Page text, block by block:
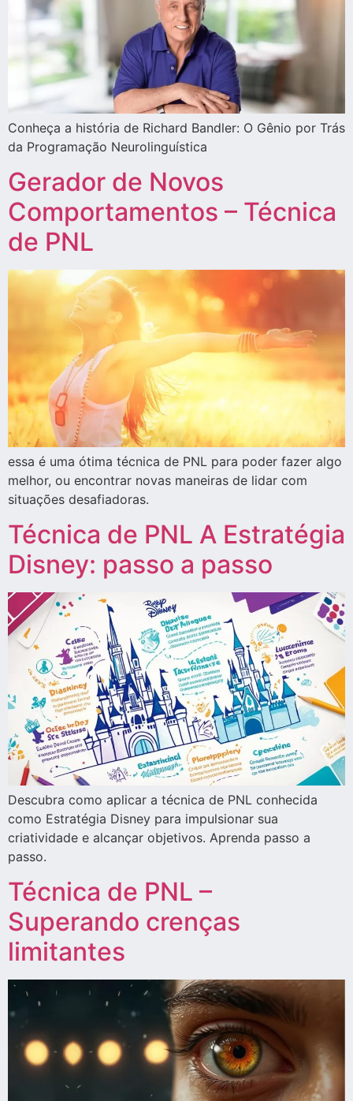
Conheça a história de Richard Bandler: O Gênio por Trás
da Programação Neurolinguística
Gerador de Novos
Comportamentos – Técnica
de PNL
essa é uma ótima técnica de PNL para poder fazer algo
melhor, ou encontrar novas maneiras de lidar com
situações desafiadoras.
Técnica de PNL A Estratégia
Disney: passo a passo
Descubra como aplicar a técnica de PNL conhecida
como Estratégia Disney para impulsionar sua
criatividade e alcançar objetivos. Aprenda passo a
passo.
Técnica de PNL –
Superando crenças
limitantes